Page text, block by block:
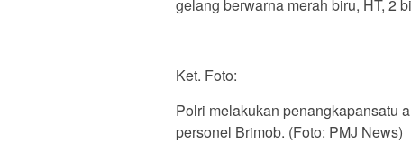
gelang berwarna merah biru, HT, 2
Ket. Foto:
Polri melakukan penangkapansatu
personel Brimob. (Foto: PMJ News)